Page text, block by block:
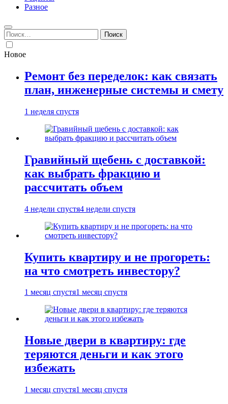
Разное
Найти:
Новое
Ремонт без переделок: как связать
план, инженерные системы и смету
1 неделя спустя
Гравийный щебень с доставкой:
как выбрать фракцию и
рассчитать объем
4 недели спустя4 недели спустя
Купить квартиру и не прогореть:
на что смотреть инвестору?
1 месяц спустя1 месяц спустя
Новые двери в квартиру: где
теряются деньги и как этого
избежать
1 месяц спустя1 месяц спустя